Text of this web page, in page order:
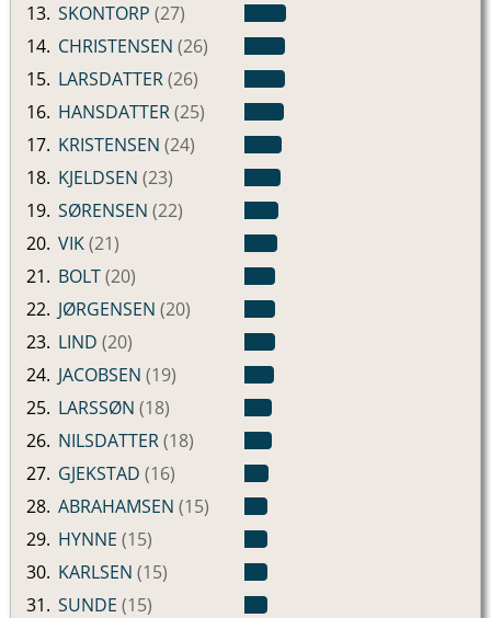
13. SKONTORP (27)
14. CHRISTENSEN (26)
15. LARSDATTER(26)
16. HANSDATTER(25)
17. KRISTENSEN (24)
18. KJELDSEN (23)
19. SØRENSEN (22)
20. VIK(21)
21. BOLT(20)
22. JØRGENSEN (20)
23. LIND (20)
24. JACOBSEN (19)
25. LARSSØN (18)
26. NILSDATTER(18)
27. GJEKSTAD (16)
28. ABRAHAMSEN (15)
29. HYNNE (15)
30. KARLSEN (15)
31. SUNDE (15)